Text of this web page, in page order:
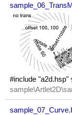
#include "a2d.hsp"